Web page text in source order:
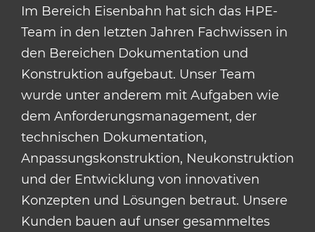
Im Bereich Eisenbahn hat sich das HPE-
Team in den letzten Jahren Fachwissen in
den Bereichen Dokumentation und
Konstruktion aufgebaut. Unser Team
wurde unter anderem mit Aufgaben wie
dem Anforderungsmanagement, der
technischen Dokumentation,
Anpassungskonstruktion, Neukonstruktion
und der Entwicklung von innovativen
Konzepten und Lösungen betraut. Unsere
Kunden bauen auf unser gesammeltes